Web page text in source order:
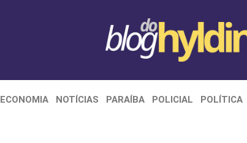
ECONOMIA NOTÍCIAS PARAÍBA POLICIAL POLÍTICA